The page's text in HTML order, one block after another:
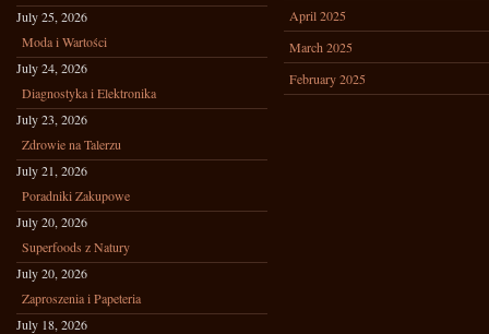
July 25, 2026
Moda i Wartości
July 24, 2026
Diagnostyka i Elektronika
July 23, 2026
Zdrowie na Talerzu
July 21, 2026
Poradniki Zakupowe
July 20, 2026
Superfoods z Natury
July 20, 2026
Zaproszenia i Papeteria
July 18, 2026
April 2025
March 2025
February 2025